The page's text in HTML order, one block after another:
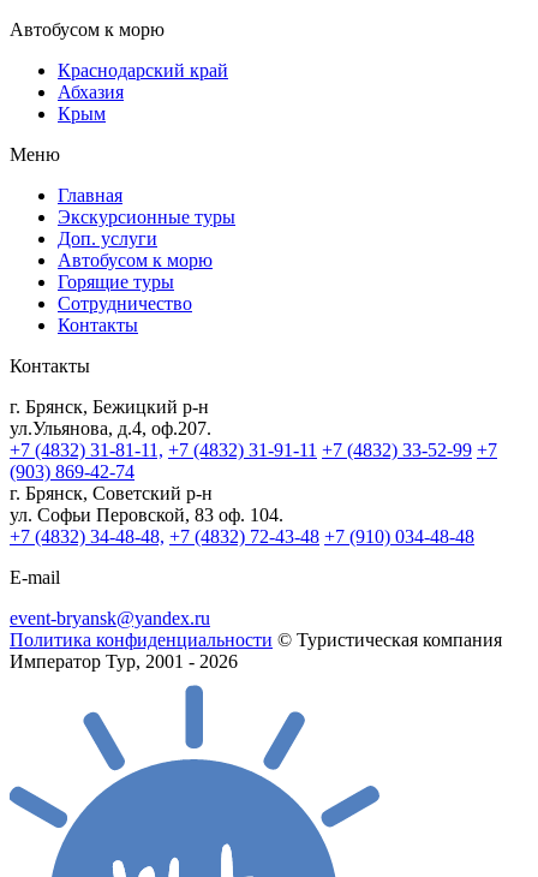
Автобусом к морю
Краснодарский край
Абхазия
Крым
Меню
Главная
Экскурсионные туры
Доп. услуги
Автобусом к морю
Горящие туры
Сотрудничество
Контакты
Контакты
г. Брянск, Бежицкий р-н
ул.Ульянова, д.4, оф.207.
+7 (4832) 31-81-11, +7 (4832) 31-91-11 +7 (4832) 33-52-99 +7
(903) 869-42-74
г. Брянск, Советский р-н
ул. Софьи Перовской, 83 оф. 104.
+7 (4832) 34-48-48, +7 (4832) 72-43-48 +7 (910) 034-48-48
E-mail
event-bryansk@yandex.ru
Политика конфиденциальности © Туристическая компания
Император Тур, 2001 - 2026